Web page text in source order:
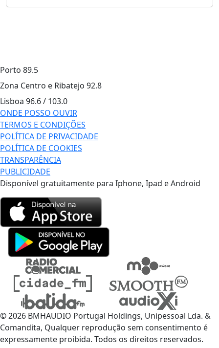
Porto 89.5
Zona Centro e Ribatejo 92.8
Lisboa 96.6 / 103.0
ONDE POSSO OUVIR
TERMOS E CONDIÇÕES
POLÍTICA DE PRIVACIDADE
POLÍTICA DE COOKIES
TRANSPARÊNCIA
PUBLICIDADE
Disponível gratuitamente para Iphone, Ipad e Android
© 2026 BMHAUDIO Portugal Holdings, Unipessoal Lda. &
Comandita, Qualquer reprodução sem consentimento é
expressamente proibida. Todos os direitos reservados.